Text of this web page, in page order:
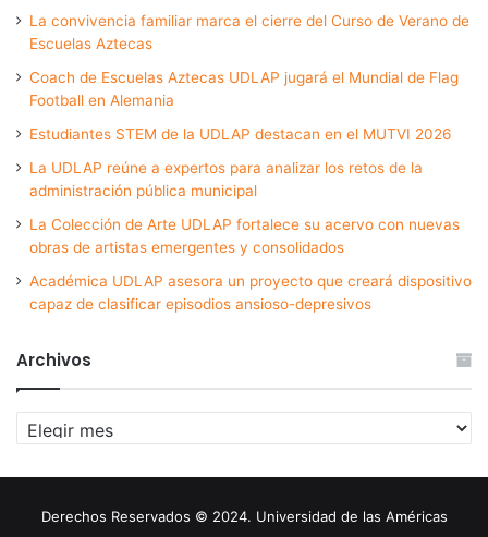
La convivencia familiar marca el cierre del Curso de Verano de
Escuelas Aztecas
Coach de Escuelas Aztecas UDLAP jugará el Mundial de Flag
Football en Alemania
Estudiantes STEM de la UDLAP destacan en el MUTVI 2026
La UDLAP reúne a expertos para analizar los retos de la
administración pública municipal
La Colección de Arte UDLAP fortalece su acervo con nuevas
obras de artistas emergentes y consolidados
Académica UDLAP asesora un proyecto que creará dispositivo
capaz de clasificar episodios ansioso-depresivos
Archivos
Archivos
Derechos Reservados © 2024. Universidad de las Américas